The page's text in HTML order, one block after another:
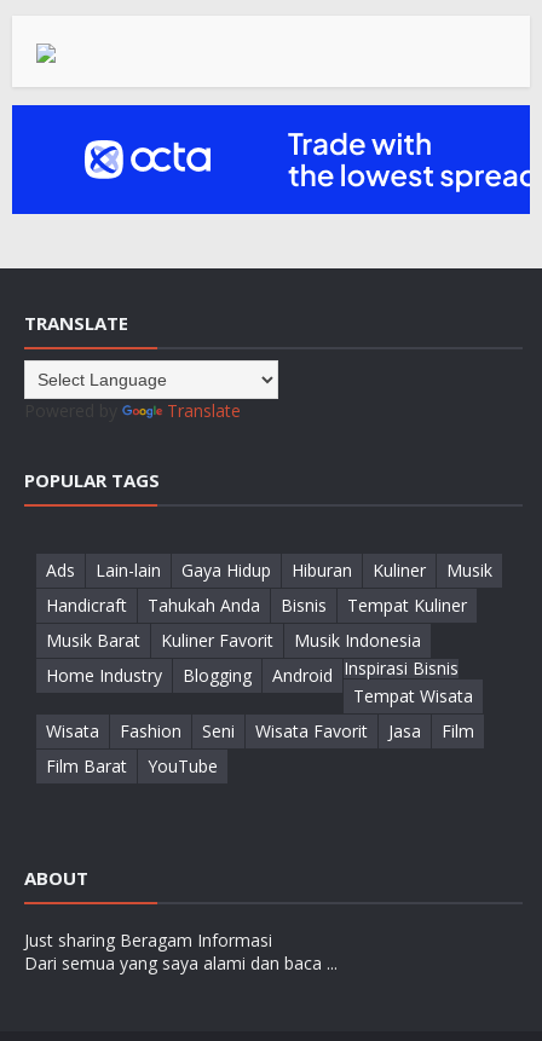
TRANSLATE
Translate
POPULAR TAGS
Ads Lain-lain Gaya Hidup Hiburan Kuliner
Musik
Handicraft
Tahukah Anda Bisnis
Tempat Kuliner
Musik Barat
Kuliner Favorit
Musik Indonesia
Home Industry
Blogging Android Inspirasi Bisnis
Tempat Wisata
Wisata
Fashion Seni Wisata Favorit Jasa
Film
Film Barat
YouTube
ABOUT
Just sharing Beragam Informasi
Dari semua yang saya alami dan baca ...